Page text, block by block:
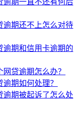
逾期还不上怎么对待
逾期和信用卡逾期的
贷逾期怎么办？
期如何处理？
逾期被起诉了怎么处